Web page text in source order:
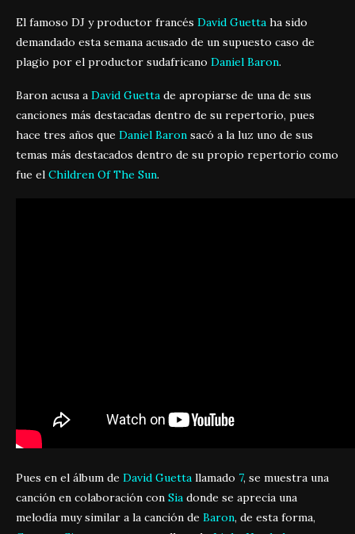
El famoso DJ y productor francés David Guetta ha sido
demandado esta semana acusado de un supuesto caso de
plagio por el productor sudafricano Daniel Baron.
Baron acusa a David Guetta de apropiarse de una de sus
canciones más destacadas dentro de su repertorio, pues
hace tres años que Daniel Baron sacó a la luz uno de sus
temas más destacados dentro de su propio repertorio como
fue el Children Of The Sun.
Pues en el álbum de David Guetta llamado 7, se muestra una
canción en colaboración con Sia donde se aprecia una
melodía muy similar a la canción de Baron, de esta forma,